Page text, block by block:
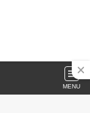
MENU